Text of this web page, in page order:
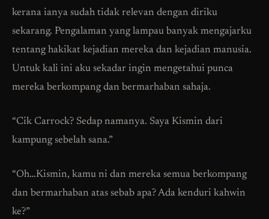
kerana ianya sudah tidak relevan dengan diriku
sekarang. Pengalaman yang lampau banyak mengajarku
tentang hakikat kejadian mereka dan kejadian manusia.
Untuk kali ini aku sekadar ingin mengetahui punca
mereka berkompang dan bermarhaban sahaja.
“Cik Carrock? Sedap namanya. Saya Kismin dari
kampung sebelah sana.”
“Oh…Kismin, kamu ni dan mereka semua berkompang
dan bermarhaban atas sebab apa? Ada kenduri kahwin
ke?”